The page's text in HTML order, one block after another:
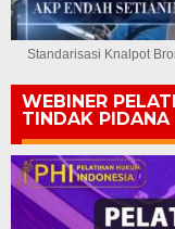
Standarisasi Knalpot
WEBINER
TINDAK PIDANA